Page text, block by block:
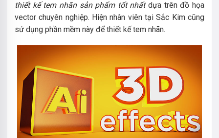
thiết kế tem nhãn sản phẩm tốt nhấtdựa trên đồ họa
vector chuyên nghiệp. Hiện nhân viên tại Sắc Kim cũng
sử dụng phần mềm này để thiết kế tem nhãn.